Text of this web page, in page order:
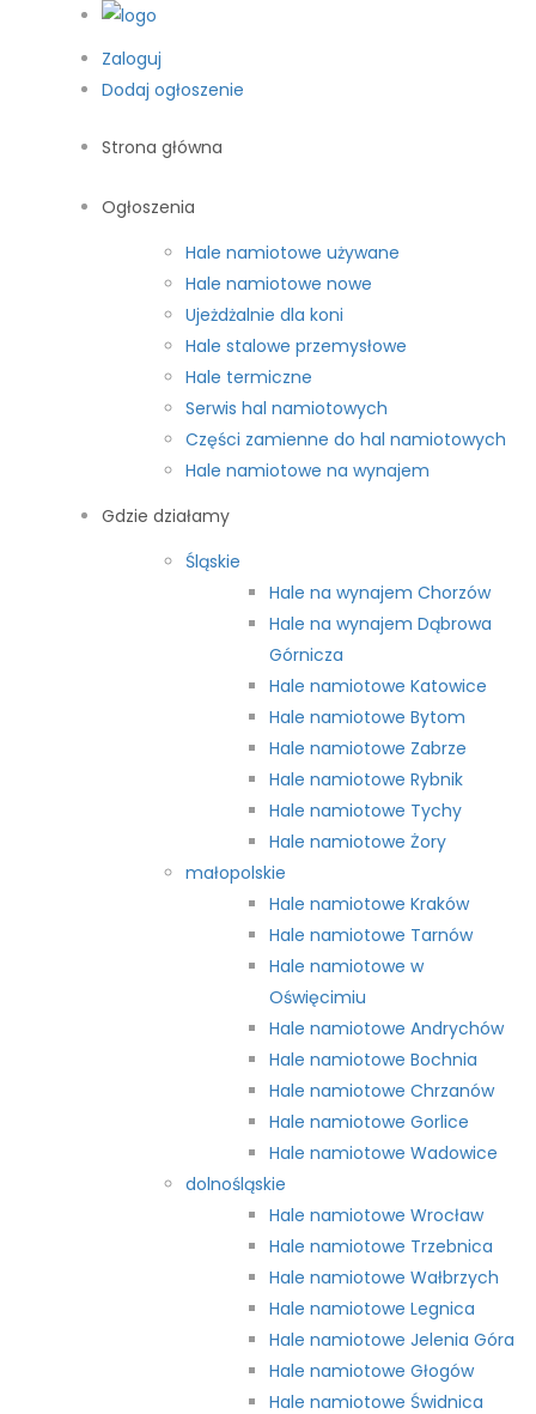
Zaloguj
Dodaj ogłoszenie
Strona główna
Ogłoszenia
Hale namiotowe używane
Hale namiotowe nowe
Ujeżdżalnie dla koni
Hale stalowe przemysłowe
Hale termiczne
Serwis hal namiotowych
Części zamienne do hal namiotowych
Hale namiotowe na wynajem
Gdzie działamy
Śląskie
Hale na wynajem Chorzów
Hale na wynajem Dąbrowa
Górnicza
Hale namiotowe Katowice
Hale namiotowe Bytom
Hale namiotowe Zabrze
Hale namiotowe Rybnik
Hale namiotowe Tychy
Hale namiotowe Żory
małopolskie
Hale namiotowe Kraków
Hale namiotowe Tarnów
Hale namiotowe w
Oświęcimiu
Hale namiotowe Andrychów
Hale namiotowe Bochnia
Hale namiotowe Chrzanów
Hale namiotowe Gorlice
Hale namiotowe Wadowice
dolnośląskie
Hale namiotowe Wrocław
Hale namiotowe Trzebnica
Hale namiotowe Wałbrzych
Hale namiotowe Legnica
Hale namiotowe Jelenia Góra
Hale namiotowe Głogów
Hale namiotowe Świdnica